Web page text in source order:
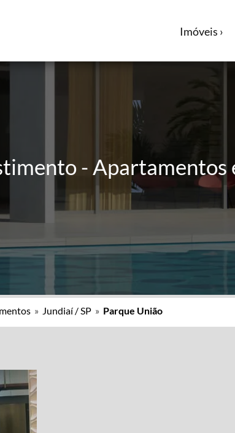
Imóveis ›
- Apartamentos
» Jundiaí / SP » Parque União